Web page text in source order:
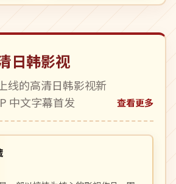
日韩影视
线的高清日韩影视新
中文字幕首发
查看更多